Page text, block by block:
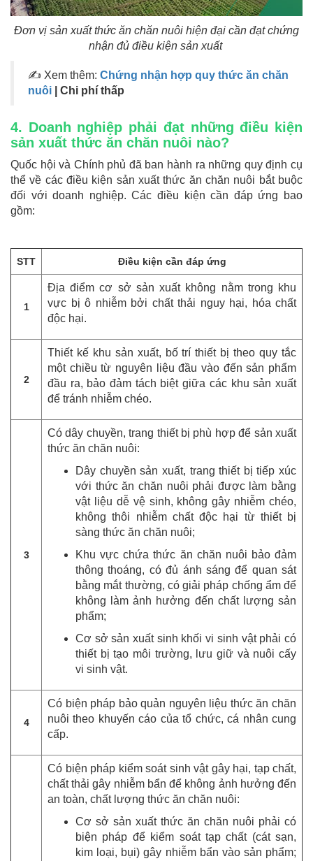
Đơn vị sản xuất thức ăn chăn nuôi hiện đại cần đạt chứng
nhận đủ điều kiện sản xuất
✍ Xem thêm: Chứng nhận hợp quy thức ăn chăn
nuôi | Chi phí thấp
4. Doanh nghiệp phải đạt những điều kiện
sản xuất thức ăn chăn nuôi nào?
Quốc hội và Chính phủ đã ban hành ra những quy định cụ
thể về các điều kiện sản xuất thức ăn chăn nuôi bắt buộc
đối với doanh nghiệp. Các điều kiện cần đáp ứng bao
gồm:
STT Điều kiện cần đáp ứng
1
Địa điểm cơ sở sản xuất không nằm trong khu
vực bị ô nhiễm bởi chất thải nguy hại, hóa chất
độc hại.
2
Thiết kế khu sản xuất, bố trí thiết bị theo quy tắc
một chiều từ nguyên liệu đầu vào đến sản phẩm
đầu ra, bảo đảm tách biệt giữa các khu sản xuất
để tránh nhiễm chéo.
3
Có dây chuyền, trang thiết bị phù hợp để sản xuất
thức ăn chăn nuôi:
Dây chuyền sản xuất, trang thiết bị tiếp xúc
với thức ăn chăn nuôi phải được làm bằng
vật liệu dễ vệ sinh, không gây nhiễm chéo,
không thôi nhiễm chất độc hại từ thiết bị
sàng thức ăn chăn nuôi;
Khu vực chứa thức ăn chăn nuôi bảo đảm
thông thoáng, có đủ ánh sáng để quan sát
bằng mắt thường, có giải pháp chống ẩm để
không làm ảnh hưởng đến chất lượng sản
phẩm;
Cơ sở sản xuất sinh khối vi sinh vật phải có
thiết bị tạo môi trường, lưu giữ và nuôi cấy
vi sinh vật.
4
Có biện pháp bảo quản nguyên liệu thức ăn chăn
nuôi theo khuyến cáo của tổ chức, cá nhân cung
cấp.
Có biện pháp kiểm soát sinh vật gây hại, tạp chất,
chất thải gây nhiễm bẩn để không ảnh hưởng đến
an toàn, chất lượng thức ăn chăn nuôi:
Cơ sở sản xuất thức ăn chăn nuôi phải có
biện pháp để kiểm soát tạp chất (cát sạn,
kim loại, bụi) gây nhiễm bẩn vào sản phẩm;